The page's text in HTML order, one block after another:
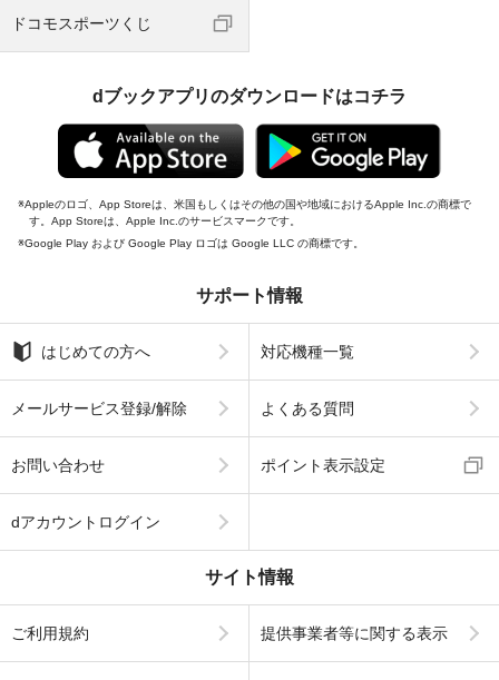
ドコモスポーツくじ
dブックアプリのダウンロードはコチラ
Appleのロゴ、App Storeは、米国もしくはその他の国や地域におけるApple Inc.の商標で
す。App Storeは、Apple Inc.のサービスマークです。
Google Play および Google Play ロゴは Google LLC の商標です。
サポート情報
はじめての方へ 対応機種一覧
メールサービス登録/解除 よくある質問
お問い合わせ ポイント表示設定
dアカウントログイン
サイト情報
ご利用規約 提供事業者等に関する表示